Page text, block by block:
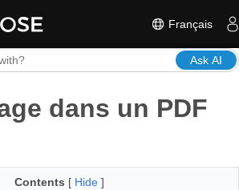
Français
Ask AI
dans un PDF
Contents [ Hide ]